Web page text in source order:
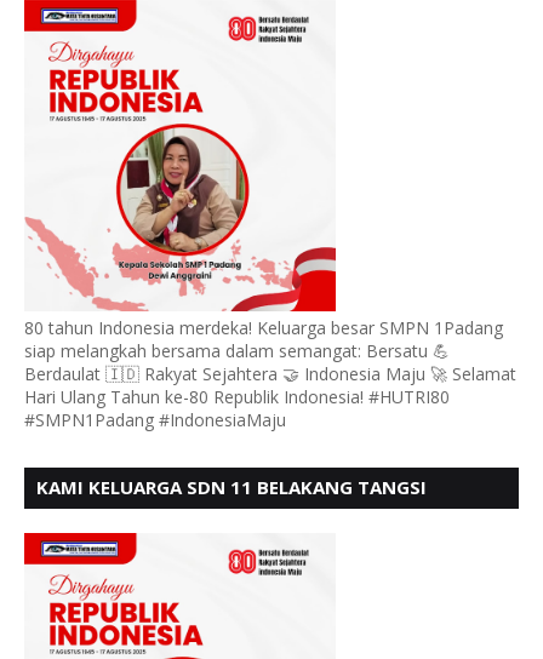
80 tahun Indonesia merdeka! Keluarga besar SMPN 1Padang
siap melangkah bersama dalam semangat: Bersatu 💪
Berdaulat 🇮🇩 Rakyat Sejahtera 🤝 Indonesia Maju 🚀 Selamat
Hari Ulang Tahun ke-80 Republik Indonesia! #HUTRI80
#SMPN1Padang #IndonesiaMaju
KAMI KELUARGA SDN 11 BELAKANG TANGSI